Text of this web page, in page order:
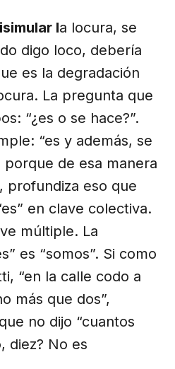
la locura, se
digo loco, debería
es la degradación
La pregunta que
“¿es o se hace?”.
“es y además, se
porque de esa manera
profundiza eso que
en clave colectiva.
múltiple. La
es “somos”. Si como
“en la calle codo a
más que dos”,
no dijo “cuantos
diez? No es